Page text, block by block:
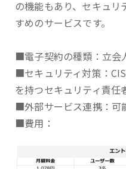
の機能もあり、セキュリ
すめのサービスです。
■電子契約の種類：立会
■セキュリティ対策：
を持つセキュリティ責任
■外部サービス連携：可
■費用：